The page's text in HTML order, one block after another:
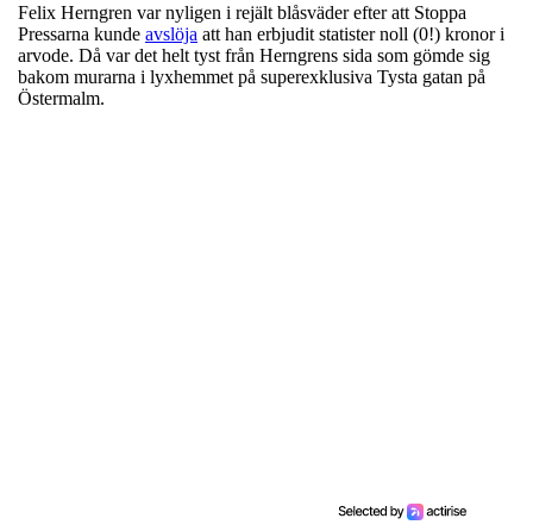
Felix Herngren var nyligen i rejält blåsväder efter att Stoppa
Pressarna kunde avslöja att han erbjudit statister noll (0!) kronor i
arvode. Då var det helt tyst från Herngrens sida som gömde sig
bakom murarna i lyxhemmet på superexklusiva Tysta gatan på
Östermalm.